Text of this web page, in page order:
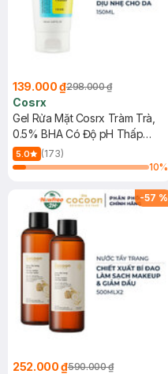
139.000 ₫298.000 ₫
Cosrx
Gel Rửa Mặt Cosrx Tràm Trà,
0.5% BHA Có Độ pH Thấp
150ml
5.0
(173)
10%
-57 %
252.000 ₫590.000 ₫